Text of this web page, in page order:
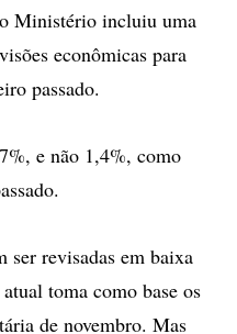
Ministério incluiu uma
econômicas para
passado.
e não 1,4%, como
ser revisadas em baixa
toma como base os
de novembro. Mas